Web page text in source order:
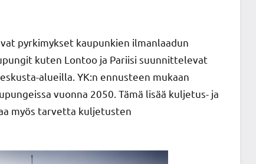
pyrkimykset kaupunkien ilmanlaadun
kuten Lontoo ja Pariisi suunnittelevat
alueilla. YK:n ennusteen mukaan
vuonna 2050. Tämä lisää kuljetus- ja
myös tarvetta kuljetusten